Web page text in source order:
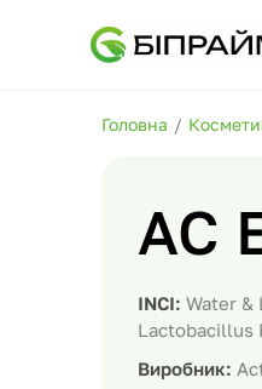
Головна /
AC
INCI: Water &
Lactobacillus
Виробник: